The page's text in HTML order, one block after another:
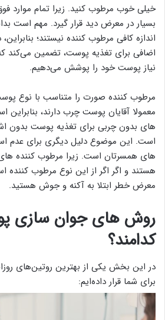
خیلی خوب مرطوب کنید. زیرا تمام
بسیار در معرض دید قرار گیرد. مهم است
اندازه کافی مرطوب کننده نیستند؛
اضافی برای تغذیه پوست، تضمین می‌کند که
نیاز پوست خود را پوشش می‌دهیم.
مرطوب کننده صورت را متناسب با نوع
معمولا آقایان پوست چرب دارند، بنابراین
های بدون چربی برای تغذیه پوست بدون
است. این موضوع دلیل دیگری برای عدم
های همسرتان است. زیرا مرطوب کننده
هستند و اگر اگر از این نوع مرطوب کننده
معرض خطر ابتلا به آکنه و جوش هستید.
روش‌ های جوان‌ سازی
کدامند؟
در این بخش یکی از بهترین روتین‌های
برای شما قرار داده‌ایم: